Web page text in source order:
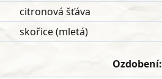
citronová šťáva
skořice (mletá)
Ozdobení: